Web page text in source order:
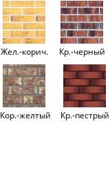
Жел.-корич. Кр.-черный
Кор.-желтый Кр.-пестрый